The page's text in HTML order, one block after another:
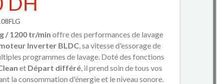
/ 1200 tr/min offre des performances de lavage
Inverter BLDC, sa vitesse d'essorage de
programmes de lavage. Doté des fonctions
et Départ différé, il prend soin de tous vos
la consommation d'énergie et le niveau sonore.